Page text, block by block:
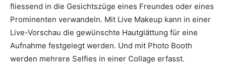
fliessend in die Gesichtszüge eines Freundes oder eines
Prominenten verwandeln. Mit Live Makeup kann in einer
Live-Vorschau die gewünschte Hautglättung für eine
Aufnahme festgelegt werden. Und mit Photo Booth
werden mehrere Selfies in einer Collage erfasst.